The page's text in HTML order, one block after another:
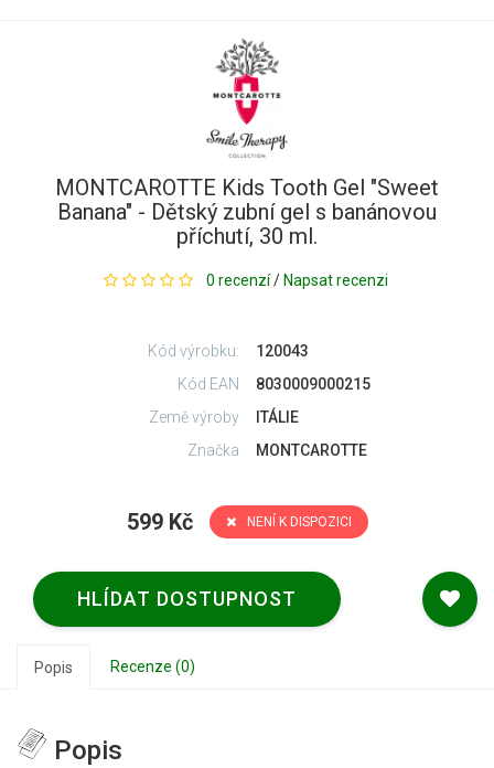
MONTCAROTTE Kids Tooth Gel "Sweet
Banana" - Dětský zubní gel s banánovou
příchutí, 30 ml.
0 recenzí / Napsat recenzi
Kód výrobku:
120043
Kód EAN
8030009000215
Země výroby
ITÁLIE
Značka
MONTCAROTTE
599 Kč NENÍ K DISPOZICI
HLÍDAT DOSTUPNOST
Popis Recenze (0)
Popis